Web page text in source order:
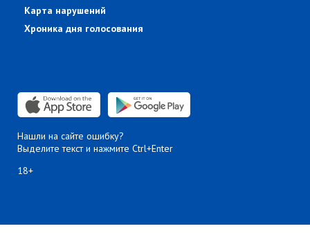
Карта нарушений
Хроника дня голосования
Нашли на сайте ошибку?
Выделите текст и нажмите Ctrl+Enter
18+